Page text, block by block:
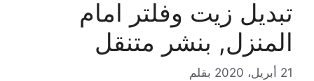
تبديل زيت وفلتر امام
المنزل, بنشر متنقل
21 أبريل، 2020 بقلم